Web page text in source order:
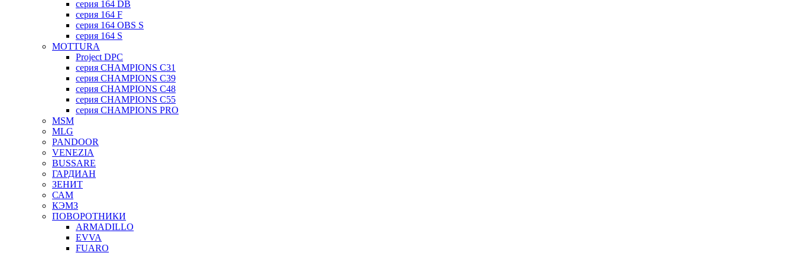
серия 164 DB
серия 164 F
серия 164 OBS S
серия 164 S
MOTTURA
Project DPC
серия CHAMPIONS C31
серия CHAMPIONS C39
серия CHAMPIONS C48
серия CHAMPIONS C55
серия CHAMPIONS PRO
MSM
MLG
PANDOOR
VENEZIA
BUSSARE
ГАРДИАН
ЗЕНИТ
САМ
КЭМЗ
ПОВОРОТНИКИ
ARMADILLO
EVVA
FUARO